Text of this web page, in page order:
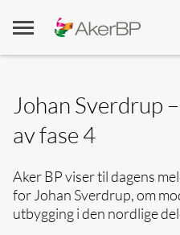
Johan Sverdrup
av fase 4
Aker BP viser til dagens
for Johan Sverdrup, om
utbygging i den nordlige